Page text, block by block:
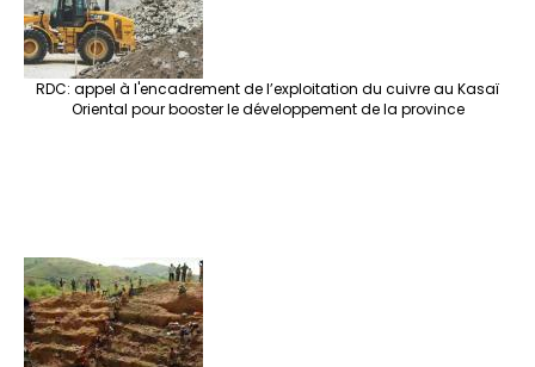
RDC: appel à l'encadrement de l’exploitation du cuivre au Kasaï
Oriental pour booster le développement de la province